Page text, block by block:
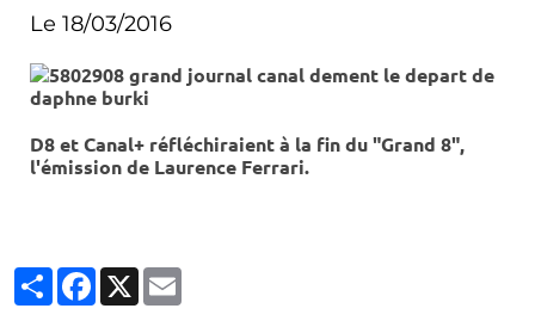
Le 18/03/2016
D8 et Canal+ réfléchiraient à la fin du "Grand 8",
l'émission de Laurence Ferrari.
Partager
Facebook
X